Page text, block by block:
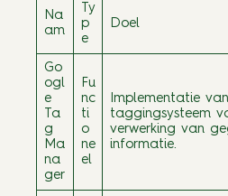
Na
am
Ty
p
e
Doel
Go
ogl
e
Ta
g
Ma
na
ger
Fu
nc
ti
o
ne
el
Implementatie
taggingsysteem
verwerking van
informatie.